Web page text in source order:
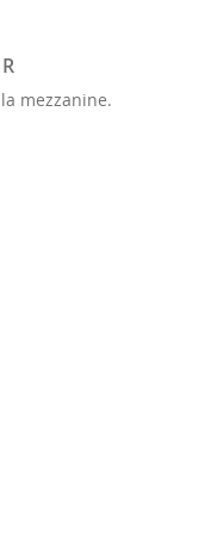
mezzanine.